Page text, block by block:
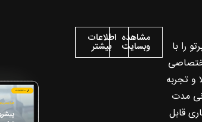
را با
و تجربه
مدت
قابل
مشاهده
وبسایت
اطلاعات
بیشتر